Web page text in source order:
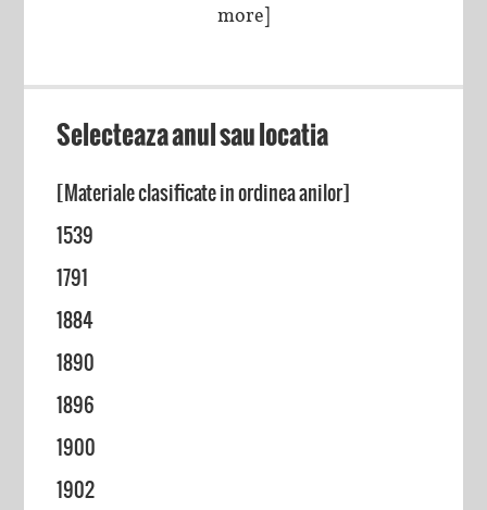
more]
Selecteaza anul sau locatia
[Materiale clasificate in ordinea anilor]
1539
1791
1884
1890
1896
1900
1902